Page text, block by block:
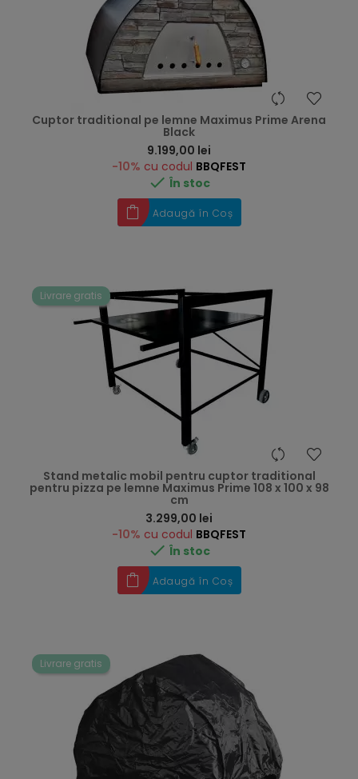
Cuptor traditional pe lemne Maximus Prime Arena
Black
9.199,00 lei
-10% cu codul BBQFEST
 În stoc
Adaugă în Coș
Livrare gratis
Stand metalic mobil pentru cuptor traditional
pentru pizza pe lemne Maximus Prime 108 x 100 x 98
cm
3.299,00 lei
-10% cu codul BBQFEST
 În stoc
Adaugă în Coș
Livrare gratis